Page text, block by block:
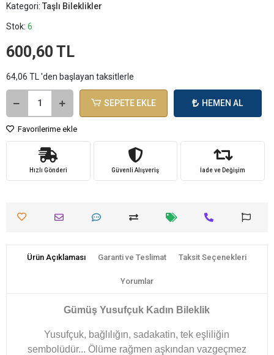
Kategori: Taşlı Bileklikler
Stok: 6
600,60 TL
64,06 TL 'den başlayan taksitlerle
SEPETE EKLE HEMEN AL
Favorilerime ekle
Hızlı Gönderi Güvenli Alışveriş İade ve Değişim
Ürün Açıklaması Garanti ve Teslimat Taksit Seçenekleri
Yorumlar
Gümüş Yusufçuk Kadın Bileklik
Yusufçuk, bağlılığın, sadakatin, tek eşliliğin
sembolüdür... Ölüme rağmen aşkından vazgeçmez